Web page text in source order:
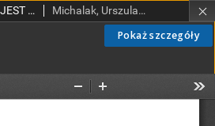
Pokaż szczegóły
CZY RELIGII POTRZEBNA JEST METAFIZYKA? Michalak, Urszula, SJK